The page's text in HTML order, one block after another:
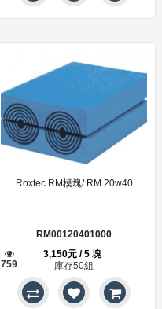
Roxtec RM模塊/ RM 20w40
RM00120401000
759
3,150元 / 5 塊
庫存50組